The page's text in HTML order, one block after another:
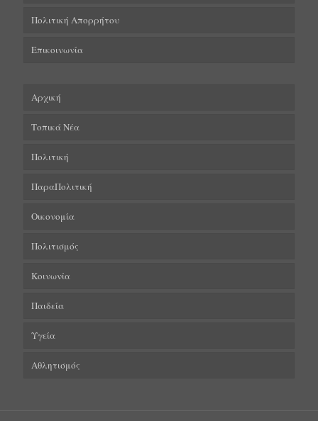
Πολιτική Απορρήτου
Επικοινωνία
Αρχική
Τοπικά Νέα
Πολιτική
ΠαραΠολιτική
Οικονομία
Πολιτισμός
Κοινωνία
Παιδεία
Υγεία
Αθλητισμός